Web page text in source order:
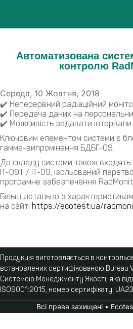
Автоматизована
контролю
Середа, 10 Жовтня, 2018
✔️ Неперервний радіаційний
✔️ Передача даних на
✔️ Можливість задавати
Ключовим елементом системи є
гамма-випромінення БДБГ-09.
До складу системи також входять
ІТ-09Т / ІТ-09, ізольований
програмне забезпечення
Більш детально з
на сайті https://ecotest.ua/
Продукція виготовляється в
встановлених сертифікованою Bureau
Системою Менеджменту Якості, яка
ISO9001:2015, номер сертифікату:
Всі права захищені •